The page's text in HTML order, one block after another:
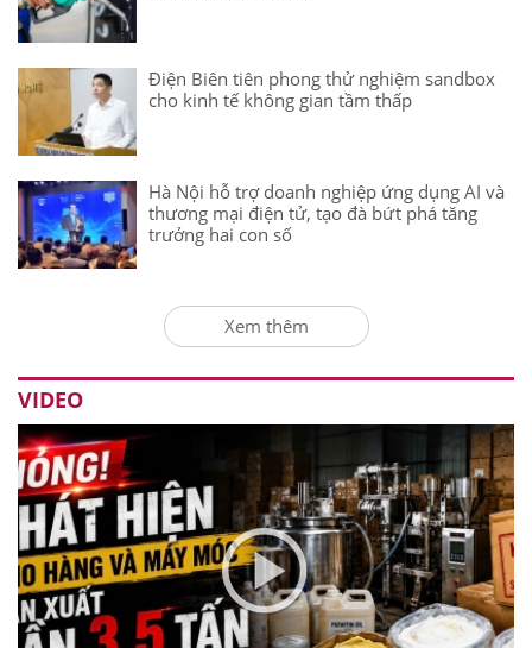
Điện Biên tiên phong thử nghiệm sandbox
cho kinh tế không gian tầm thấp
Hà Nội hỗ trợ doanh nghiệp ứng dụng AI và
thương mại điện tử, tạo đà bứt phá tăng
trưởng hai con số
Xem thêm
VIDEO